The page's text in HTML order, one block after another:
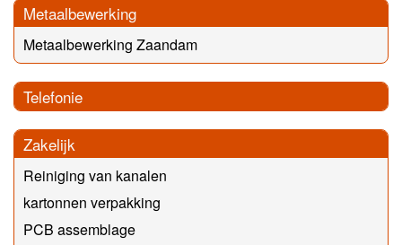
Metaalbewerking
Metaalbewerking Zaandam
Telefonie
Zakelijk
Reiniging van kanalen
kartonnen verpakking
PCB assemblage